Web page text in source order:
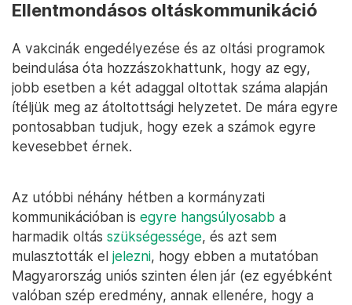
Ellentmondásos oltáskommunikáció
A vakcinák engedélyezése és az oltási programok
beindulása óta hozzászokhattunk, hogy az egy,
jobb esetben a két adaggal oltottak száma alapján
ítéljük meg az átoltottsági helyzetet. De mára egyre
pontosabban tudjuk, hogy ezek a számok egyre
kevesebbet érnek.
Az utóbbi néhány hétben a kormányzati
kommunikációban is egyre hangsúlyosabb a
harmadik oltás szükségessége, és azt sem
mulasztották el jelezni, hogy ebben a mutatóban
Magyarország uniós szinten élen jár (ez egyébként
valóban szép eredmény, annak ellenére, hogy a